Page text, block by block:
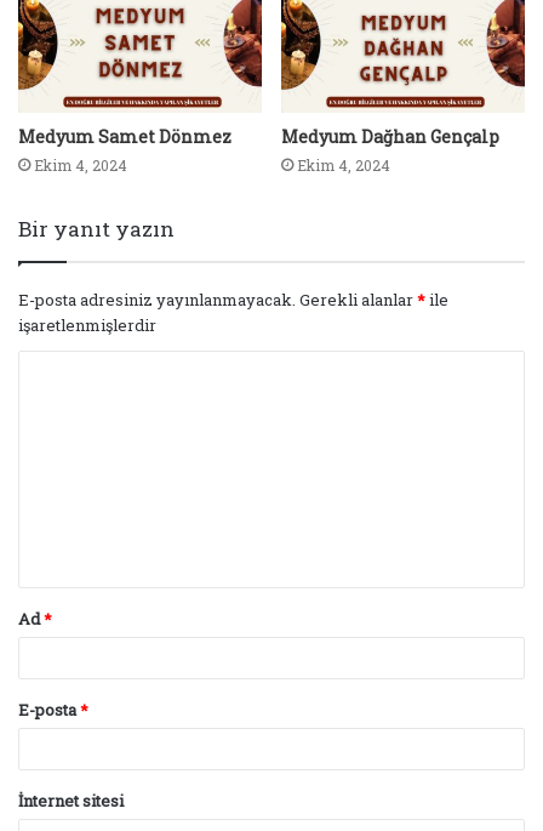
Medyum Samet Dönmez
Ekim 4, 2024
Medyum Dağhan Gençalp
Ekim 4, 2024
Bir yanıt yazın
E-posta adresiniz yayınlanmayacak. Gerekli alanlar*ile
işaretlenmişlerdir
Ad*
E-posta*
İnternet sitesi